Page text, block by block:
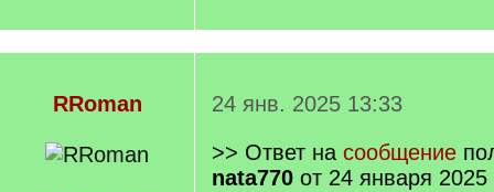
RRoman
24 янв. 2025 13:33
>> Ответ на сообщение
nata770 от 24 января 2025